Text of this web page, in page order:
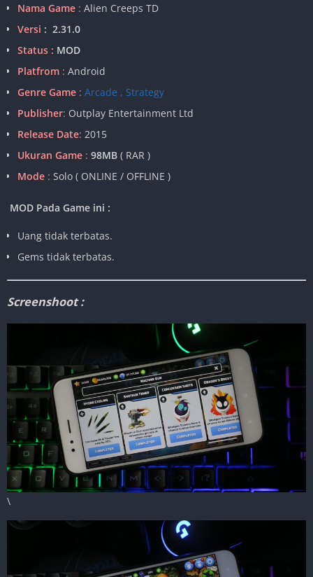
Nama Game : Alien Creeps TD
Versi : 2.31.0
Status : MOD
Platfrom : Android
Genre Game : Arcade , Strategy
Publisher: Outplay Entertainment Ltd
Release Date: 2015
Ukuran Game : 98MB ( RAR )
Mode : Solo ( ONLINE / OFFLINE )
MOD Pada Game ini :
Uang tidak terbatas.
Gems tidak terbatas.
Screenshoot :
\